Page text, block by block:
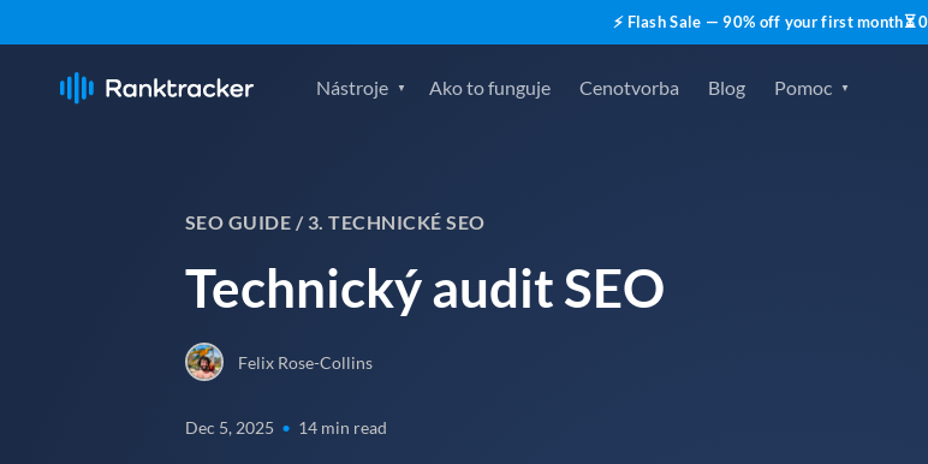
⚡ Flash Sale — 90% off your first month⏳
Nástroje Ako to funguje Cenotvorba Blog Pomoc
SEO GUIDE / 3. TECHNICKÉ SEO
Technický audit SEO
Felix Rose-Collins
Dec 5, 2025 • 14 min read